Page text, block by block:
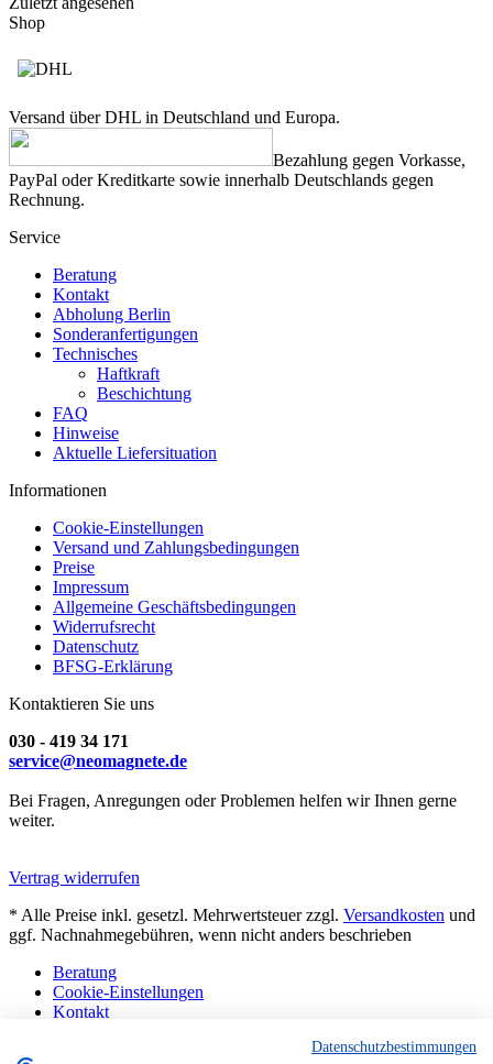
Shop
Versand über DHL in Deutschland und Europa.
Bezahlung gegen Vorkasse,
PayPal oder Kreditkarte sowie innerhalb Deutschlands gegen
Rechnung.
Service
Beratung
Kontakt
Abholung Berlin
Sonderanfertigungen
Technisches
Haftkraft
Beschichtung
FAQ
Hinweise
Aktuelle Liefersituation
Informationen
Cookie-Einstellungen
Versand und Zahlungsbedingungen
Preise
Impressum
Allgemeine Geschäftsbedingungen
Widerrufsrecht
Datenschutz
BFSG-Erklärung
Kontaktieren Sie uns
030 - 419 34 171
service@neomagnete.de
Bei Fragen, Anregungen oder Problemen helfen wir Ihnen gerne
weiter.
Vertrag widerrufen
* Alle Preise inkl. gesetzl. Mehrwertsteuer zzgl. Versandkosten und
ggf. Nachnahmegebühren, wenn nicht anders beschrieben
Beratung
Cookie-Einstellungen
Kontakt
Datenschutzbestimmungen